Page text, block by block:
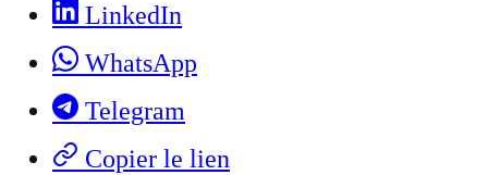
LinkedIn
WhatsApp
Telegram
Copier le lien